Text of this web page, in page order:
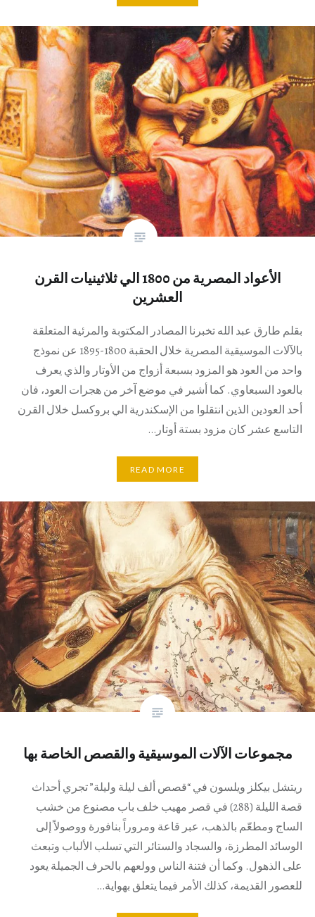
الأعواد المصرية من 1800 الي ثلاثينيات القرن
العشرين
بقلم طارق عبد الله تخبرنا المصادر المكتوبة والمرئية المتعلقة
بالآلات الموسيقية المصرية خلال الحقبة 1800-1895 عن نموذج
واحد من العود هو المزود بسبعة أزواج من الأوتار والذي يعرف
بالعود السبعاوي. كما أشير في موضع آخر من هجرات العود، فان
أحد العودين الذين انتقلوا من الإسكندرية الي بروكسل خلال القرن
التاسع عشر كان مزود بستة أوتار…
READ MORE
مجموعات الآلات الموسيقية والقصص الخاصة بها
ريتشل بيكلز ويلسون في “قصص ألف ليلة وليلة” تجري أحداث
قصة الليلة (288) في قصر مهيب خلف باب مصنوع من خشب
الساج ومطعّم بالذهب، عبر قاعة ومروراً بنافورة ووصولاً إلى
الوسائد المطرزة، والسجاد والستائر التي تسلب الألباب وتبعث
على الذهول. وكما أن فتنة الناس وولعهم بالحرف الجميلة يعود
للعصور القديمة، كذلك الأمر فيما يتعلق بهواية…